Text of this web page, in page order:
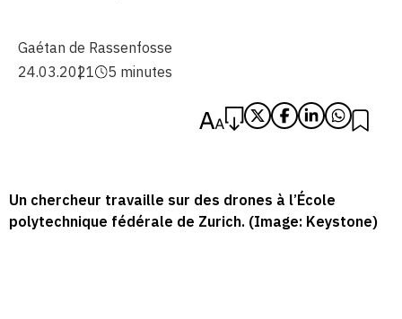
Gaétan de Rassenfosse
24.03.2021
5 minutes
Un chercheur travaille sur des drones à l’École
polytechnique fédérale de Zurich. (Image: Keystone)